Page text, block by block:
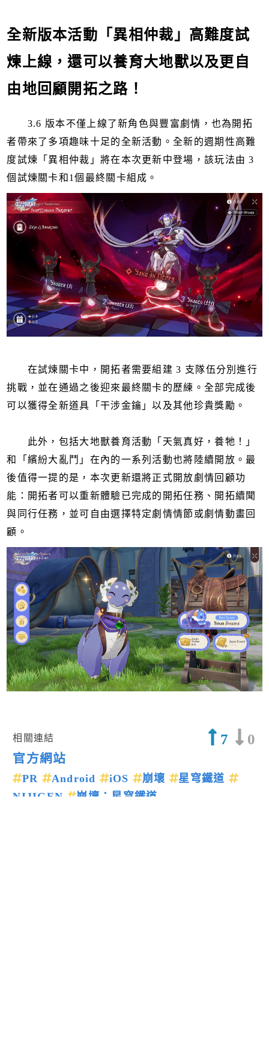
全新版本活動「異相仲裁」高難度試
煉上線，還可以養育大地獸以及更自
由地回顧開拓之路！
3.6 版本不僅上線了新角色與豐富劇情，也為開拓
者帶來了多項趣味十足的全新活動。全新的週期性高難
度試煉「異相仲裁」將在本次更新中登場，該玩法由 3
個試煉關卡和1個最終關卡組成。
在試煉關卡中，開拓者需要組建 3 支隊伍分別進行
挑戰，並在通過之後迎來最終關卡的歷練。全部完成後
可以獲得全新道具「干涉金鑰」以及其他珍貴獎勵。
此外，包括大地獸養育活動「天氣真好，養牠！」
和「繽紛大亂鬥」在內的一系列活動也將陸續開放。最
後值得一提的是，本次更新還將正式開放劇情回顧功
能：開拓者可以重新體驗已完成的開拓任務、開拓續聞
與同行任務，並可自由選擇特定劇情情節或劇情動畫回
顧。
相關連結
官方網站
7 0
PR Android iOS 崩壞
星穹鐵道
NIJIGEN
崩壞：星穹鐵道